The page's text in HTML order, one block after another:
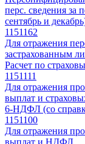
перс. сведения за
сентябрь и
1151162
Для отражения
застрахованным
Расчет по
1151111
Для отражения
выплат и
6-НДФЛ (со
1151100
Для отражения
выплат и НДФЛ